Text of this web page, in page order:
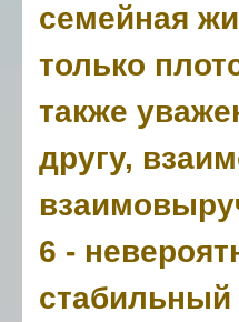
семейная
только
также
другу,
6 -